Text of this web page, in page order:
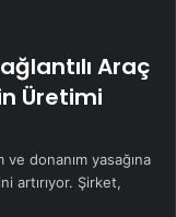
Araç
Üretimi
ve donanım yasağına
artırıyor. Şirket,